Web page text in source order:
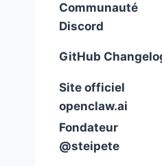
Communauté
Discord
GitHub
Site officiel
openclaw.ai
Fondateur
@steipete